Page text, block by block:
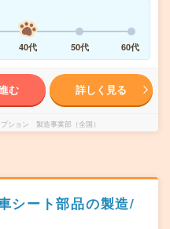
40代 50代 60代
む 詳しく見る
ション 製造事業部（全国）
シート部品の製造/